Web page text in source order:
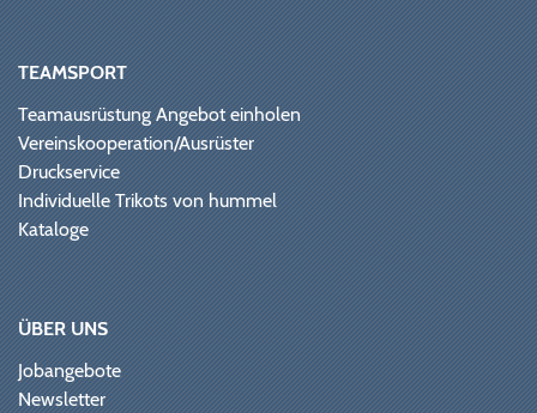
TEAMSPORT
Teamausrüstung Angebot einholen
Vereinskooperation/Ausrüster
Druckservice
Individuelle Trikots von hummel
Kataloge
ÜBER UNS
Jobangebote
Newsletter